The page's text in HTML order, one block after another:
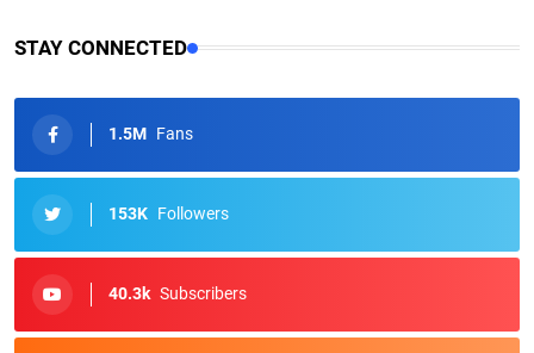
STAY CONNECTED
1.5M Fans
153K Followers
40.3k Subscribers